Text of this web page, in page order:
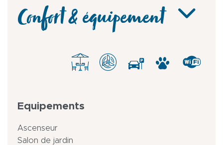
Confort & équipement
Equipements
Ascenseur
Salon de jardin